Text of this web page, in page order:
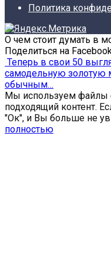
Политика
О чем стоит думать в
Поделиться на Facebook
Теперь в свои 50
самодельную золотую
обычным…
Мы используем файлы
подходящий контент.
"Ок", и Вы больше не
полностью